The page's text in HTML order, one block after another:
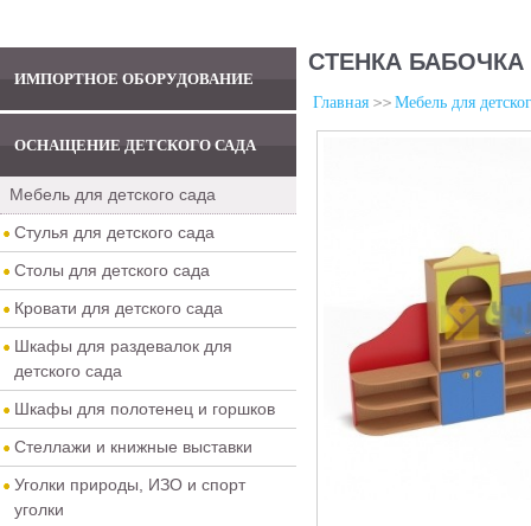
ИМПОРТНОЕ ОБОРУДОВАНИЕ
ОСНАЩЕНИЕ ДЕТСКОГО САДА
Мебель для детского сада
Стулья для детского сада
Столы для детского сада
Кровати для детского сада
Шкафы для раздевалок для
детского сада
Шкафы для полотенец и горшков
Стеллажи и книжные выставки
Уголки природы, ИЗО и спорт
уголки
СТЕНКА БАБОЧКА
Главная Мебель для